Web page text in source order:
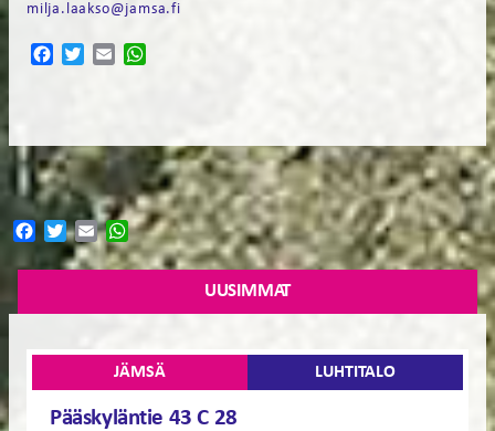
milja.laakso@jamsa.fi
FacebookTwitterEmail
Facebook
TwitterEmailWhatsApp
UUSIMMAT
JÄMSÄ LUHTITALO
Pääskyläntie 43 C 28